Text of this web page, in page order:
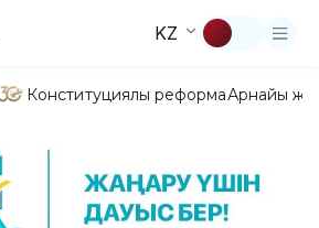
KZ
Конституциялық реформаАрнайы